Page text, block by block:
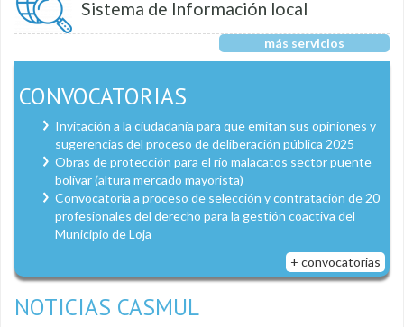
Sistema de Información local
más servicios
CONVOCATORIAS
Invitación a la ciudadanía para que emitan sus opiniones y
sugerencias del proceso de deliberación pública 2025
Obras de protección para el río malacatos sector puente
bolívar (altura mercado mayorista)
Convocatoria a proceso de selección y contratación de 20
profesionales del derecho para la gestión coactiva del
Municipio de Loja
+ convocatorias
NOTICIAS CASMUL